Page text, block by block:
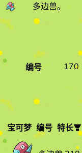
多边兽。
编号 170
宝可梦 编号 特长
宝可梦